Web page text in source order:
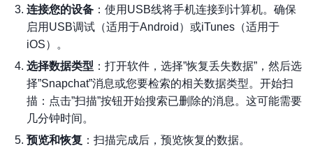
连接您的设备 ：使用USB线将手机连接到计算机。确保
启用USB调试（适用于Android）或iTunes（适用于
iOS）。
选择数据类型 ：打开软件，选择”恢复丢失数据”，然后选
择”Snapchat”消息或您要检索的相关数据类型。开始扫
描：点击”扫描”按钮开始搜索已删除的消息。这可能需要
几分钟时间。
预览和恢复 ：扫描完成后，预览恢复的数据。